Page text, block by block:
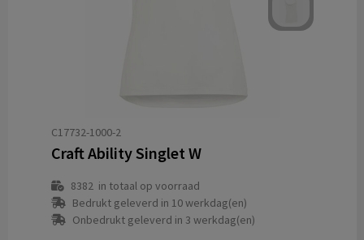
C17732-1000-2
Craft Ability Singlet W
8382in totaal op voorraad
Bedrukt geleverd in 10 werkdag(en)
Onbedrukt geleverd in 3 werkdag(en)